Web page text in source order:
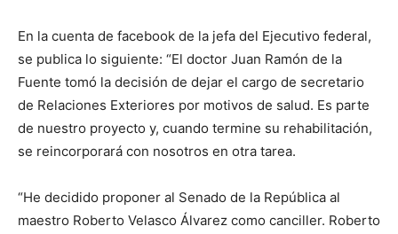
En la cuenta de facebook de la jefa del Ejecutivo federal,
se publica lo siguiente: “El doctor Juan Ramón de la
Fuente tomó la decisión de dejar el cargo de secretario
de Relaciones Exteriores por motivos de salud. Es parte
de nuestro proyecto y, cuando termine su rehabilitación,
se reincorporará con nosotros en otra tarea.
“He decidido proponer al Senado de la República al
maestro Roberto Velasco Álvarez como canciller. Roberto